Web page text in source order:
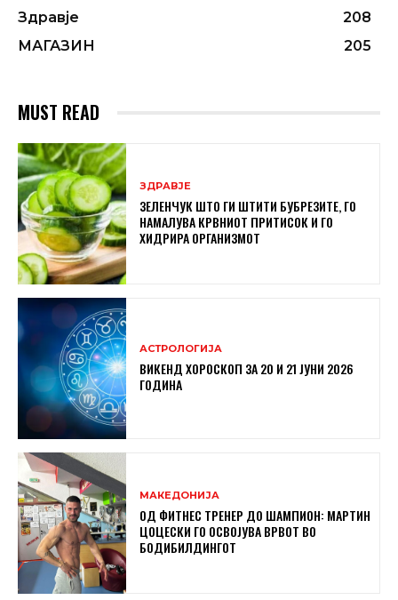
Здравје
208
МАГАЗИН
205
MUST READ
ЗДРАВЈЕ
ЗЕЛЕНЧУК ШТО ГИ ШТИТИ БУБРЕЗИТЕ, ГО
НАМАЛУВА КРВНИОТ ПРИТИСОК И ГО
ХИДРИРА ОРГАНИЗМОТ
АСТРОЛОГИЈА
ВИКЕНД ХОРОСКОП ЗА 20 И 21 ЈУНИ 2026
ГОДИНА
МАКЕДОНИЈА
ОД ФИТНЕС ТРЕНЕР ДО ШАМПИОН: МАРТИН
ЦОЦЕСКИ ГО ОСВОЈУВА ВРВОТ ВО
БОДИБИЛДИНГОТ